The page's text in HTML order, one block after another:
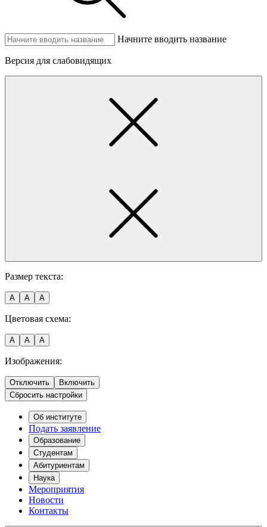
Начните вводить название
Версия для слабовидящих
Размер текста:
A A A
Цветовая схема:
A A A
Изображения:
Отключить
Включить
Сбросить настройки
Об институте
Подать заявление
Образование
Студентам
Абитуриентам
Наука
Мероприятия
Новости
Контакты